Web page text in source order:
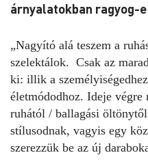
árnyalatokban ragyog-e
„Nagyító alá teszem a
szelektálok. Csak az
ki: illik a
életmódodhoz. Ideje végre
ruhától / ballagási
stílusodnak, vagyis egy
szerezzük be az új